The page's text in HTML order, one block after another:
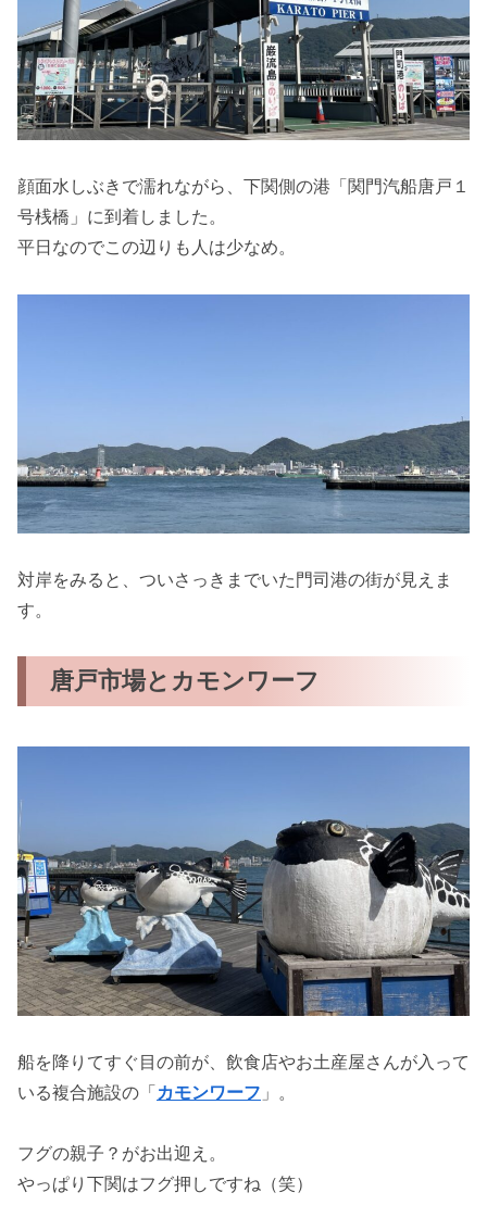
顔面水しぶきで濡れながら、下関側の港「関門汽船唐戸１
号桟橋」に到着しました。
平日なのでこの辺りも人は少なめ。
対岸をみると、ついさっきまでいた門司港の街が見えま
す。
唐戸市場とカモンワーフ
船を降りてすぐ目の前が、飲食店やお土産屋さんが入って
いる複合施設の「 カモンワーフ 」。
フグの親子？がお出迎え。
やっぱり下関はフグ押しですね（笑）